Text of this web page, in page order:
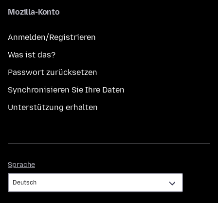
Mozilla-Konto
Anmelden/Registrieren
Was ist das?
Passwort zurücksetzen
Synchronisieren Sie Ihre Daten
Unterstützung erhalten
Sprache